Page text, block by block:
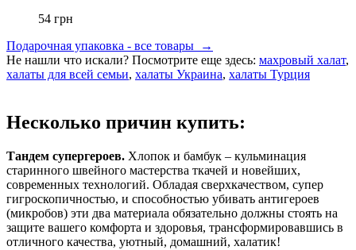
54 грн
Подарочная упаковка - все товары →
Не нашли что искали? Посмотрите еще здесь: махровый халат,
халаты для всей семьи, халаты Украина, халаты Турция
Несколько причин купить:
Тандем супергероев. Хлопок и бамбук – кульминация
старинного швейного мастерства ткачей и новейших,
современных технологий. Обладая сверхкачеством, супер
гигроскопичностью, и способностью убивать антигероев
(микробов) эти два материала обязательно должны стоять на
защите вашего комфорта и здоровья, трансформировавшись в
отличного качества, уютный, домашний, халатик!